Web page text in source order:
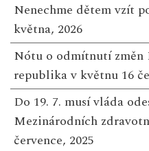
Nenechme dětem vzít
května, 2026
Nótu o odmítnutí změn
republika v květnu 16
Do 19. 7. musí vláda
Mezinárodních
července, 2025